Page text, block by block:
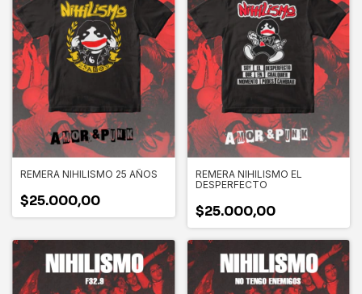
REMERA NIHILISMO 25 AÑOS
$25.000,00
REMERA NIHILISMO EL
DESPERFECTO
$25.000,00